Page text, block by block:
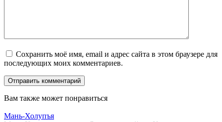
Сохранить моё имя, email и адрес сайта в этом браузере для
последующих моих комментариев.
Вам также может понравиться
Мань-Холупъя